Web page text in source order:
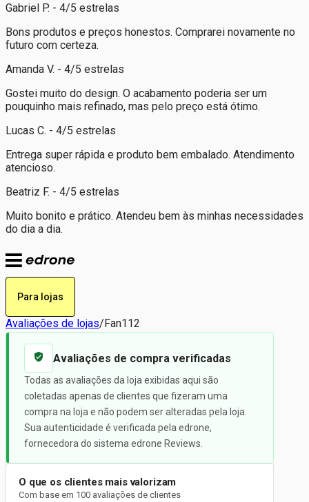
Gabriel P. - 4/5 estrelas
Bons produtos e preços honestos. Comprarei novamente no
futuro com certeza.
Amanda V. - 4/5 estrelas
Gostei muito do design. O acabamento poderia ser um
pouquinho mais refinado, mas pelo preço está ótimo.
Lucas C. - 4/5 estrelas
Entrega super rápida e produto bem embalado. Atendimento
atencioso.
Beatriz F. - 4/5 estrelas
Muito bonito e prático. Atendeu bem às minhas necessidades
do dia a dia.
Para lojas
Avaliações de lojas/Fan112
Avaliações de compra verificadas
Todas as avaliações da loja exibidas aqui são
coletadas apenas de clientes que fizeram uma
compra na loja e não podem ser alteradas pela loja.
Sua autenticidade é verificada pela edrone,
fornecedora do sistema edrone Reviews.
O que os clientes mais valorizam
Com base em 100 avaliações de clientes